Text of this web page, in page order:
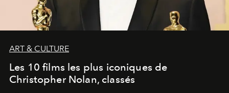
ART & CULTURE
Les 10 films les plus iconiques de
Christopher Nolan, classés